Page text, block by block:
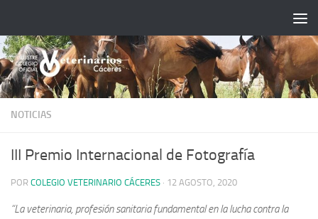
NOTICIAS
III Premio Internacional de Fotografía
POR COLEGIO VETERINARIO CÁCERES · 12 AGOSTO, 2020
“La veterinaria, profesión sanitaria fundamental en la lucha contra la